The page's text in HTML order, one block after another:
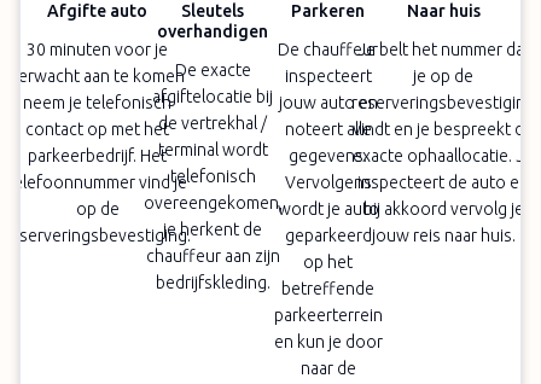
Afgifte auto
30 minuten voor je
verwacht aan te komen
neem je telefonisch
contact op met het
parkeerbedrijf. Het
telefoonnummer vind je
op de
reserveringsbevestiging.
Sleutels
overhandigen
De exacte
afgiftelocatie bij
de vertrekhal /
terminal wordt
telefonisch
overeengekomen,
je herkent de
chauffeur aan zijn
bedrijfskleding.
Parkeren
De chauffeur
inspecteert
jouw auto en
noteert alle
gegevens.
Vervolgens
wordt je auto
geparkeerd
op het
betreffende
parkeerterrein
en kun je door
naar de
Naar huis
Je belt het nummer dat
je op de
reserveringsbevestiging
vindt en je bespreekt de
exacte ophaallocatie. Je
inspecteert de auto en
bij akkoord vervolg je
jouw reis naar huis.